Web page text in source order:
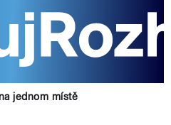
jednom místě